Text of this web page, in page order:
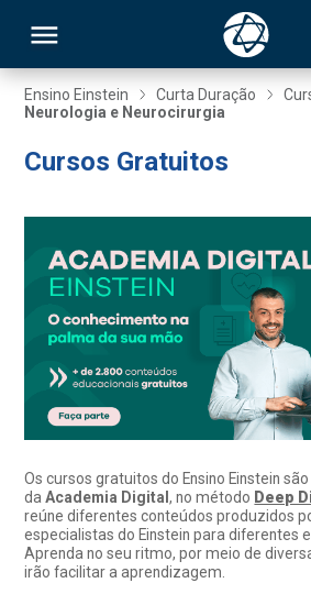
Ensino Einstein Curta Duração
Neurologia e Neurocirurgia
Cursos Gratuitos
Os cursos gratuitos do Ensino Einstein
daAcademia Digital, no método Deep
reúne diferentes conteúdos produzidos
especialistas do Einstein para diferentes
Aprenda no seu ritmo, por meio de
irão facilitar a aprendizagem.